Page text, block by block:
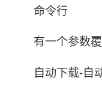
命令行
有一个参数覆
自动下载-自动